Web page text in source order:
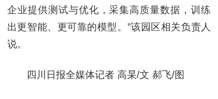
企业提供测试与优化，采集高质量数据，训练
出更智能、更可靠的模型。”该园区相关负责人
说。
四川日报全媒体记者 高杲/文 郝飞/图